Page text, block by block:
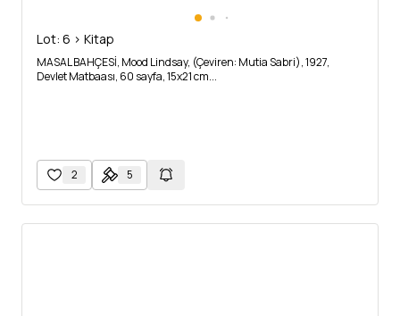
Lot: 6 > Kitap
MASAL BAHÇESİ, Mood Lindsay, (Çeviren: Mutia Sabri), 1927,
Devlet Matbaası, 60 sayfa, 15x21 cm...
2 5